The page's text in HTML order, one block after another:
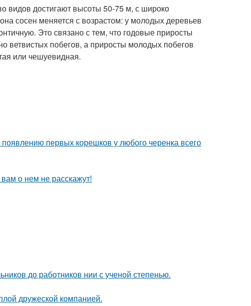
видов достигают высоты 50-75 м, с широко
сосен меняется с возрастом: у молодых деревьев
Это связано с тем, что годовые приросты
ветвистых побегов, а приросты молодых побегов
или чешуевидная.
первых корешков у любого черенка всего
о нем не расскажут!
до работников нии с ученой степенью.
дружеской компанией.